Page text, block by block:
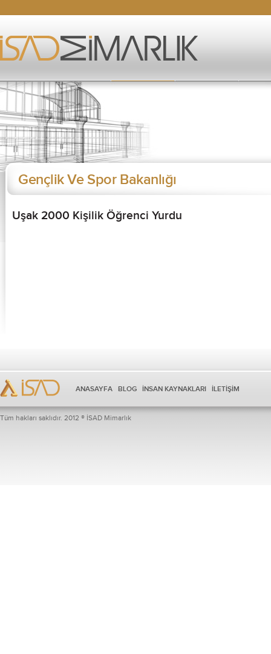
Gençlik Ve Spor Bakanlığı
Uşak 2000 Kişilik Öğrenci Yurdu
ANASAYFA BLOG İNSAN KAYNAKLARI İLETİŞİM
Tüm hakları saklıdır. 2012 ® İSAD Mimarlık